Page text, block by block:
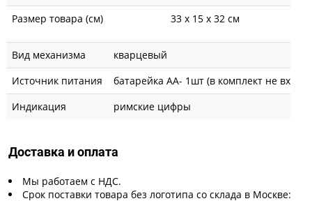
Размер товара (см)
33 х 15 х 32 см
Вид механизма
кварцевый
Источник питания
батарейка АА- 1шт (в комплект не
Индикация
римские цифры
Доставка и оплата
Мы работаем с НДС.
Срок поставки товара без логотипа со склада в Москве: